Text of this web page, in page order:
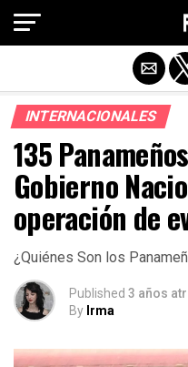
INTERNACIONALES
135
Gobierno
operación de
¿Quiénes Son los
Published 3 años
By Irma
Salir de